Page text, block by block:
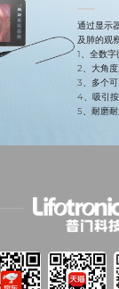
通过显示
及肺的观
1、全数字
2、大角
3、多个
4、吸引
5、耐磨